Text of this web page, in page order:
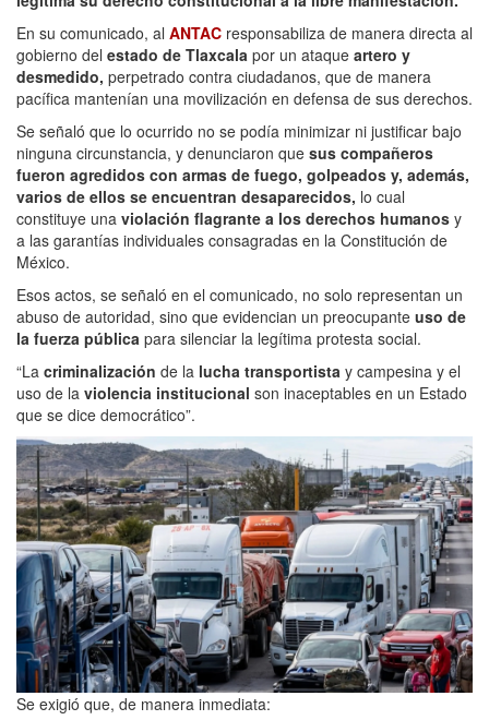
En su comunicado, al ANTAC responsabiliza de manera directa al
gobierno del estado de Tlaxcala por un ataque artero y
desmedido, perpetrado contra ciudadanos, que de manera
pacífica mantenían una movilización en defensa de sus derechos.
Se señaló que lo ocurrido no se podía minimizar ni justificar bajo
ninguna circunstancia, y denunciaron que sus compañeros
fueron agredidos con armas de fuego, golpeados y, además,
varios de ellos se encuentran desaparecidos, lo cual
constituye una violación flagrante a los derechos humanos y
a las garantías individuales consagradas en la Constitución de
México.
Esos actos, se señaló en el comunicado, no solo representan un
abuso de autoridad, sino que evidencian un preocupante uso de
la fuerza pública para silenciar la legítima protesta social.
“La criminalización de la lucha transportista y campesina y el
uso de la violencia institucional son inaceptables en un Estado
que se dice democrático”.
Se exigió que, de manera inmediata: